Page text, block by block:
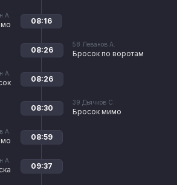
А.
08:16
58 Леванов А.
Бросок по воротам
08:26
А.
08:26
39 Дьячков С.
Бросок мимо
08:30
А.
08:59
А.
09:37